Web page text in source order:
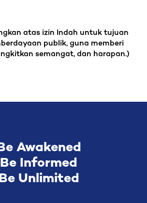
atas izin Indah untuk tujuan
publik, guna memberi
semangat, dan harapan.)
Awakened
Be Informed
Unlimited